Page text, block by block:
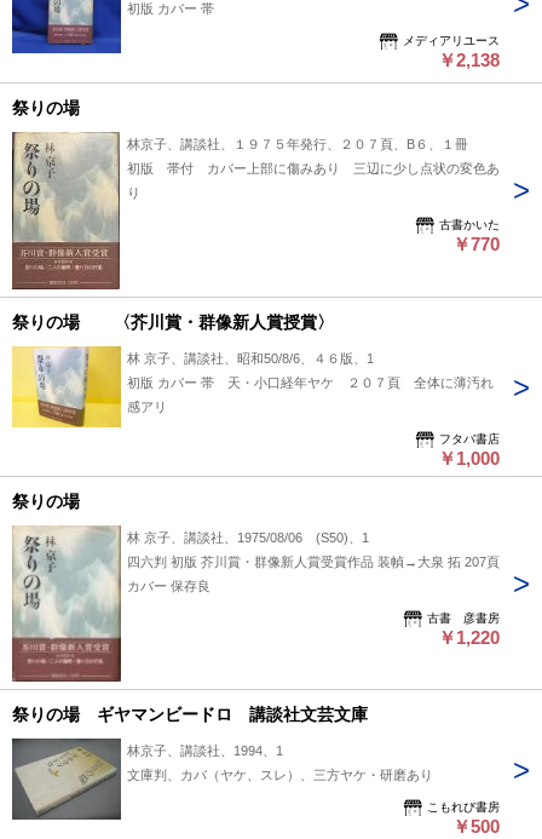
初版 カバー 帯
メディアリユース
￥2,138
祭りの場
林京子、講談社、１９７５年発行、２０７頁、B６、１冊
初版 帯付 カバー上部に傷みあり 三辺に少し点状の変色あ
り
古書かいた
￥770
祭りの場 〈芥川賞・群像新人賞授賞〉
林 京子、講談社、昭和50/8/6、４６版、1
初版 カバー 帯 天・小口経年ヤケ ２０７頁 全体に薄汚れ
感アリ
フタバ書店
￥1,000
祭りの場
林 京子、講談社、1975/08/06 (S50)、1
四六判 初版 芥川賞・群像新人賞受賞作品 装幀→大泉 拓 207頁
カバー 保存良
古書 彦書房
￥1,220
祭りの場 ギヤマンビードロ 講談社文芸文庫
林京子、講談社、1994、1
文庫判、カバ（ヤケ、スレ）、三方ヤケ・研磨あり
こもれび書房
￥500